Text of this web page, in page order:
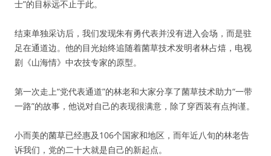
士”的目标远不止于此。
结束单独采访后，我们发现朱有勇代表并没有进入会场，而是驻
足在通道边。他的目光始终追随着菌草技术发明者林占熺，电视
剧《山海情》中农技专家的原型。
第一次走上“党代表通道”的林老和大家分享了菌草技术助力“一带
一路”的故事，他说对自己的表现很满意，除了穿西装有点拘谨。
小而美的菌草已经惠及106个国家和地区，而年近八旬的林老告
诉我们，党的二十大就是自己的新起点。